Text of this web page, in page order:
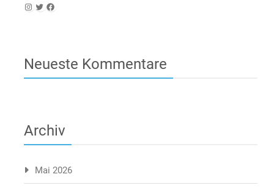
Instagram
TwitterFacebook
Neueste Kommentare
Archiv
Mai 2026